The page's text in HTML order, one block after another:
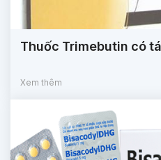
Thuốc Trimebutin có
Xem thêm